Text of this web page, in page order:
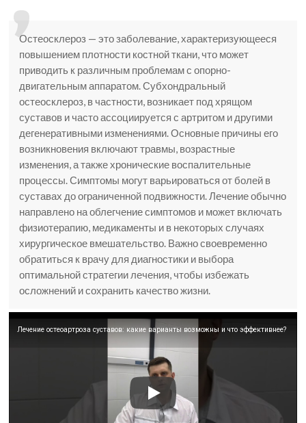
Остеосклероз — это заболевание, характеризующееся
повышением плотности костной ткани, что может
приводить к различным проблемам с опорно-
двигательным аппаратом. Субхондральный
остеосклероз, в частности, возникает под хрящом
суставов и часто ассоциируется с артритом и другими
дегенеративными изменениями. Основные причины его
возникновения включают травмы, возрастные
изменения, а также хронические воспалительные
процессы. Симптомы могут варьироваться от болей в
суставах до ограниченной подвижности. Лечение обычно
направлено на облегчение симптомов и может включать
физиотерапию, медикаменты и в некоторых случаях
хирургическое вмешательство. Важно своевременно
обратиться к врачу для диагностики и выбора
оптимальной стратегии лечения, чтобы избежать
осложнений и сохранить качество жизни.
Лечение остеоартроза суставов: какие варианты возможны и что эффективнее?